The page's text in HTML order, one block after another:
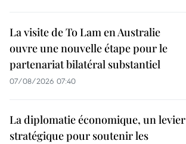
La visite de To Lam en Australie
ouvre une nouvelle étape pour le
partenariat bilatéral substantiel
07/08/2026 07:40
La diplomatie économique, un levier
stratégique pour soutenir les